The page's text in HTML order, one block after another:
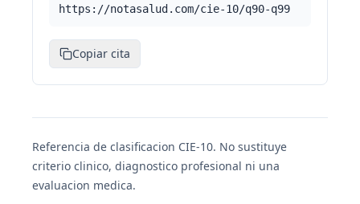
https://notasalud.com/cie-10/q90-q99
Copiar cita
Referencia de clasificacion CIE-10. No sustituye
criterio clinico, diagnostico profesional ni una
evaluacion medica.